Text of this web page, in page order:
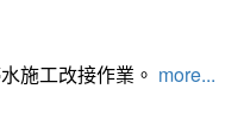
施工改接作業。 more...